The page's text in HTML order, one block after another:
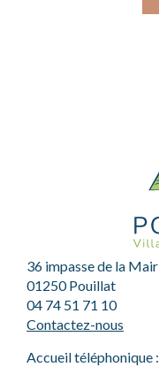
36 impasse de la
01250 Pouillat
04 74 51 71 10
Contactez-nous
Accueil téléphonique :